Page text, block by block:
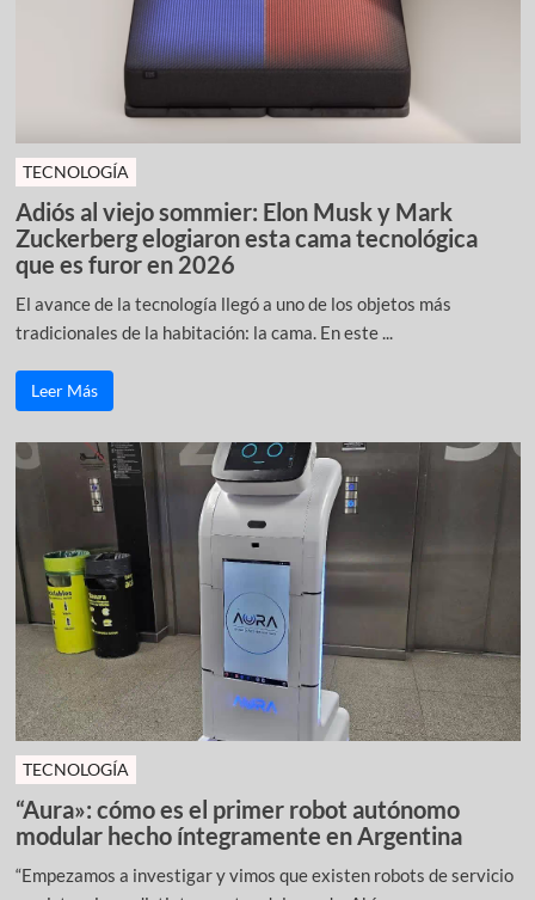
TECNOLOGÍA
Adiós al viejo sommier: Elon Musk y Mark
Zuckerberg elogiaron esta cama tecnológica
que es furor en 2026
El avance de la tecnología llegó a uno de los objetos más
tradicionales de la habitación: la cama. En este ...
Leer Más
TECNOLOGÍA
“Aura»: cómo es el primer robot autónomo
modular hecho íntegramente en Argentina
“Empezamos a investigar y vimos que existen robots de servicio